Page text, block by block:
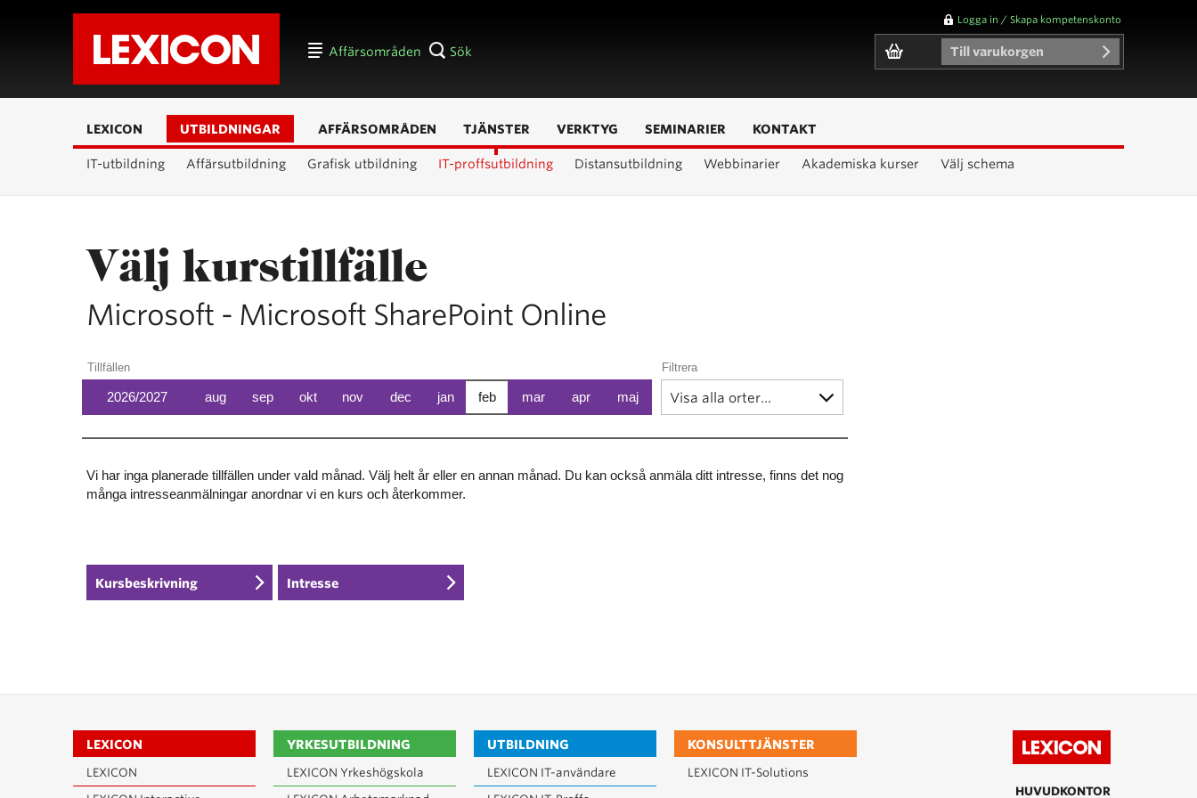
Affärsområden Sök
Logga in / Skapa kompetenskonto
Till varukorgen
LEXICON UTBILDNINGAR
IT-utbildning Affärsutbildning Grafisk utbildning IT-proffsutbildning Distansutbildning Webbinarier Akademiska kurser Välj schema
AFFÄRSOMRÅDEN TJÄNSTER VERKTYG SEMINARIER KONTAKT
Välj kurstillfälle
Microsoft - Microsoft SharePoint Online
Tillfällen
2026/2027 aug sep okt nov dec jan feb mar apr maj
Filtrera
Vi har inga planerade tillfällen under vald månad. Välj helt år eller en annan månad. Du kan också anmäla ditt intresse, finns det nog
många intresseanmälningar anordnar vi en kurs och återkommer.
Kursbeskrivning Intresse
LEXICON
LEXICON
YRKESUTBILDNING
LEXICON Yrkeshögskola
UTBILDNING
LEXICON IT-användare
KONSULTTJÄNSTER
LEXICON IT-Solutions
HUVUDKONTOR